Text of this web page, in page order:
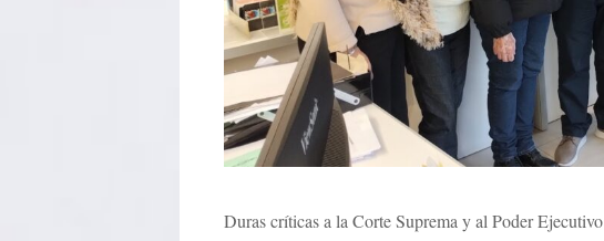
Duras críticas a la Corte Suprema y al Poder Ejecutivo